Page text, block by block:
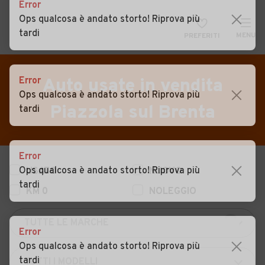
CERCA
Auto
Auto usate
Auto Km 0
Noleggio a lungo termine
Camper
VENDI
MAGAZINE
ACCEDI
Auto usate in vendita
USATO
NUOVO
Error
Ops qualcosa è andato storto! Riprova più
tardi
Error
Ops qualcosa è andato storto! Riprova più
tardi
Error
Ops qualcosa è andato storto! Riprova più
tardi
Error
Ops qualcosa è andato storto! Riprova più
tardi